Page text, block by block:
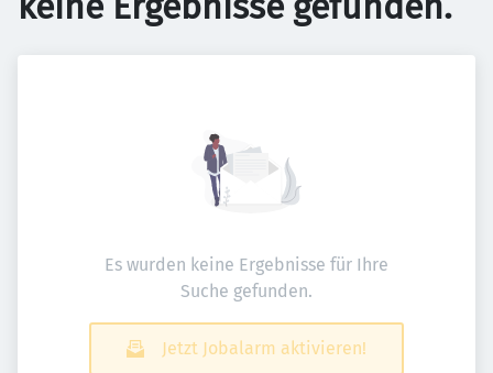
Es wurden keine Ergebnisse für Ihre
Suche gefunden.
Jetzt Jobalarm aktivieren!